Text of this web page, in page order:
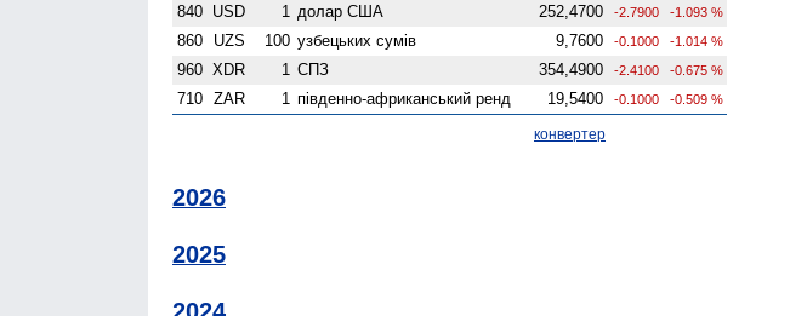
840 USD 1 долар США 252,4700 -2.7900 -1.093 %
860 UZS 100 узбецьких сумів 9,7600 -0.1000 -1.014 %
960 XDR 1 СПЗ 354,4900 -2.4100 -0.675 %
710 ZAR 1 південно-африканський ренд 19,5400 -0.1000 -0.509 %
конвертер
2026
2025
2024